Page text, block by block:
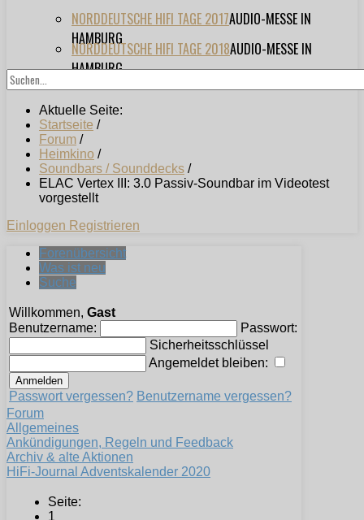
NORDDEUTSCHE HIFI TAGE 2017AUDIO-MESSE IN
HAMBURG
NORDDEUTSCHE HIFI TAGE 2018AUDIO-MESSE IN
HAMBURG
Aktuelle Seite:
Startseite /
Forum /
Heimkino /
Soundbars / Sounddecks /
ELAC Vertex III: 3.0 Passiv-Soundbar im Videotest
vorgestellt
Einloggen Registrieren
Forenübersicht
Was ist neu
Suche
Willkommen, Gast
Benutzername:
Passwort:
Sicherheitsschlüssel
Angemeldet bleiben:
Passwort vergessen? Benutzername vergessen?
Forum
Allgemeines
Ankündigungen, Regeln und Feedback
Archiv & alte Aktionen
HiFi-Journal Adventskalender 2020
Seite:
1